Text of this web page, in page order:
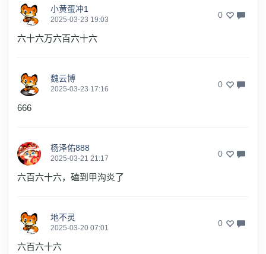
小黄蛋冲1
2025-03-23 19:03 0
六十六万六百六十六
魏云博
2025-03-23 17:16 0
666
杨泽佑888
2025-03-21 21:17 0
六百六十六，磕到甲沟炎了
地不灵
2025-03-20 07:01 0
六百六十六